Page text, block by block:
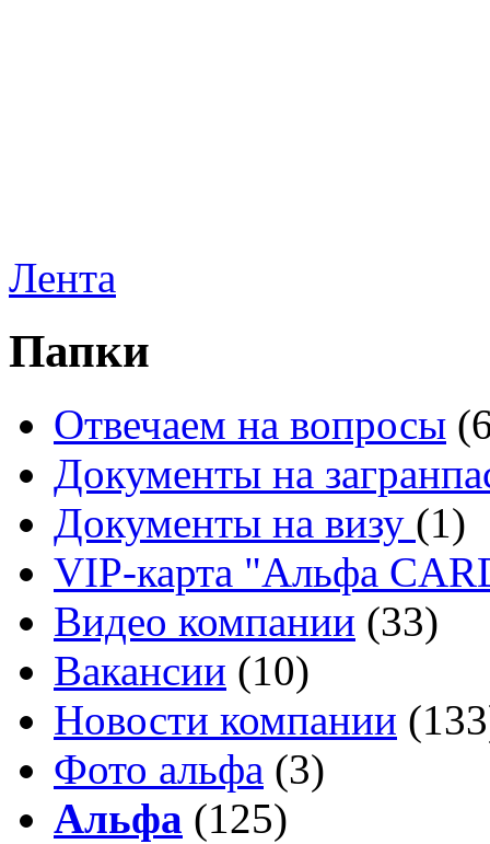
Лента
Папки
Отвечаем на вопросы
Документы на
Документы на визу (1)
VIP-карта "Альфа
Видео компании (33)
Вакансии (10)
Новости компании
Фото альфа (3)
Альфа (125)